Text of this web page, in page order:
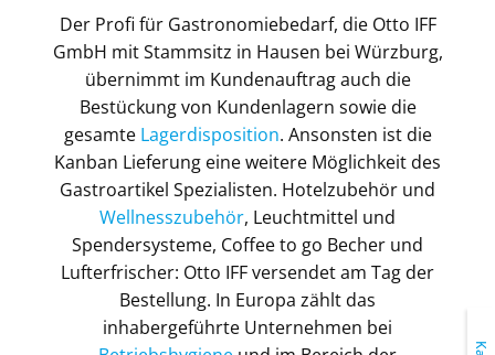
Der Profi für Gastronomiebedarf, die Otto IFF
GmbH mit Stammsitz in Hausen bei Würzburg,
übernimmt im Kundenauftrag auch die
Bestückung von Kundenlagern sowie die
gesamte Lagerdisposition. Ansonsten ist die
Kanban Lieferung eine weitere Möglichkeit des
Gastroartikel Spezialisten. Hotelzubehör und
Wellnesszubehör, Leuchtmittel und
Spendersysteme, Coffee to go Becher und
Lufterfrischer: Otto IFF versendet am Tag der
Bestellung. In Europa zählt das
inhabergeführte Unternehmen bei